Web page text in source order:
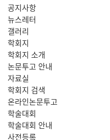
공지사항
뉴스레터
갤러리
학회지
학회지 소개
논문투고 안내
자료실
학회지 검색
온라인논문투고
학술대회
학술대회 안내
사전등록